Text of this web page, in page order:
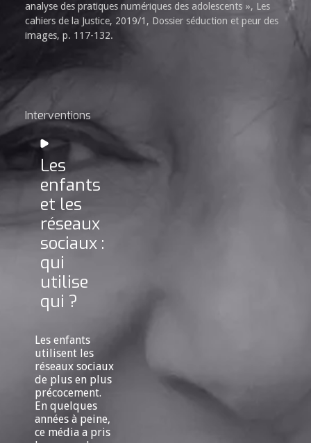
analyse des pratiques numériques des adolescents », Les
cahiers de la Justice, 2019/1, Dossier séduction et peur des
images, p. 117-132.
Interventions
Les
enfants
et les
réseaux
sociaux :
qui
utilise
qui ?
Les enfants
utilisent les
réseaux sociaux
de plus en plus
précocement.
En quelques
années à peine,
ce média a pris